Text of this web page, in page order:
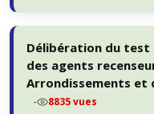
Délibération du test
des agents
Arrondissements et
- 8835 vues